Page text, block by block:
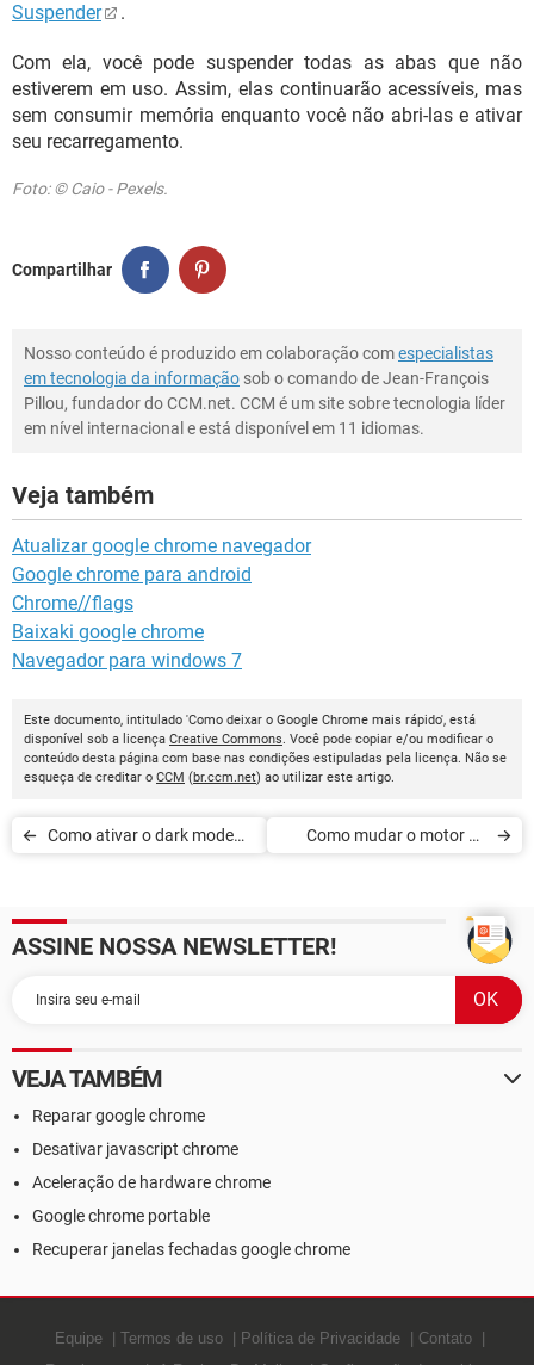
Suspender
.
Com ela, você pode suspender todas as abas que não
estiverem em uso. Assim, elas continuarão acessíveis, mas
sem consumir memória enquanto você não abri-las e ativar
seu recarregamento.
Foto: © Caio - Pexels.
Compartilhar
Nosso conteúdo é produzido em colaboração comespecialistas
em tecnologia da informação sob o comando de Jean-François
Pillou, fundador do CCM.net. CCM é um site sobre tecnologia líder
em nível internacional e está disponível em 11 idiomas.
Veja também
Atualizar google chrome navegador
Google chrome para android
Chrome//flags
Baixaki google chrome
Navegador para windows 7
Este documento, intitulado 'Como deixar o Google Chrome mais rápido', está
disponível sob a licença Creative Commons. Você pode copiar e/ou modificar o
conteúdo desta página com base nas condições estipuladas pela licença. Não se
esqueça de creditar o CCM (br.ccm.net) ao utilizar este artigo.
Como ativar o dark mode
Como mudar o motor de
ASSINE NOSSA NEWSLETTER!
VEJA TAMBÉM
Reparar google chrome
Desativar javascript chrome
Aceleração de hardware chrome
Google chrome portable
Recuperar janelas fechadas google chrome
Equipe Termos de uso Política de Privacidade
Contato